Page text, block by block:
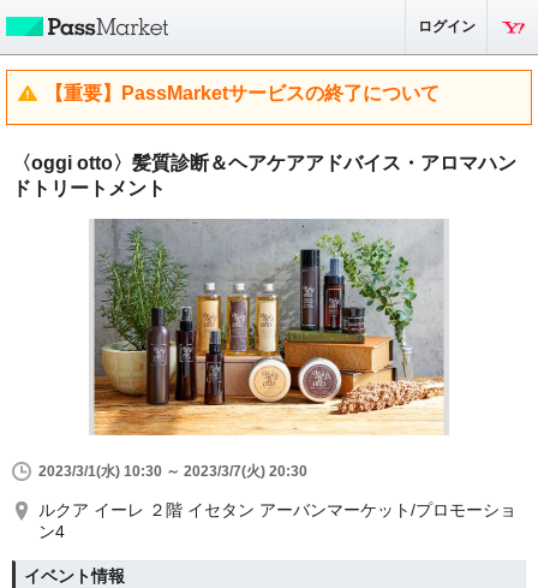
ログイン
【重要】PassMarketサービスの終了について
〈oggi otto〉髪質診断＆ヘアケアアドバイス・アロマハン
ドトリートメント
2023/3/1(水) 10:30 ～ 2023/3/7(火) 20:30
ルクア イーレ ２階 イセタン アーバンマーケット/プロモーショ
ン4
イベント情報